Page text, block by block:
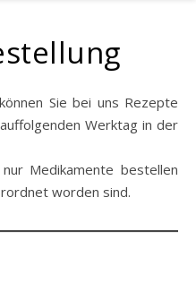
Werktag in der
Medikamente bestellen
worden sind.